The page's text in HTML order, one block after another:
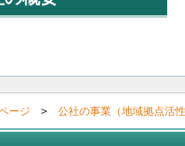
ージ > 公社の事業（地域拠点活